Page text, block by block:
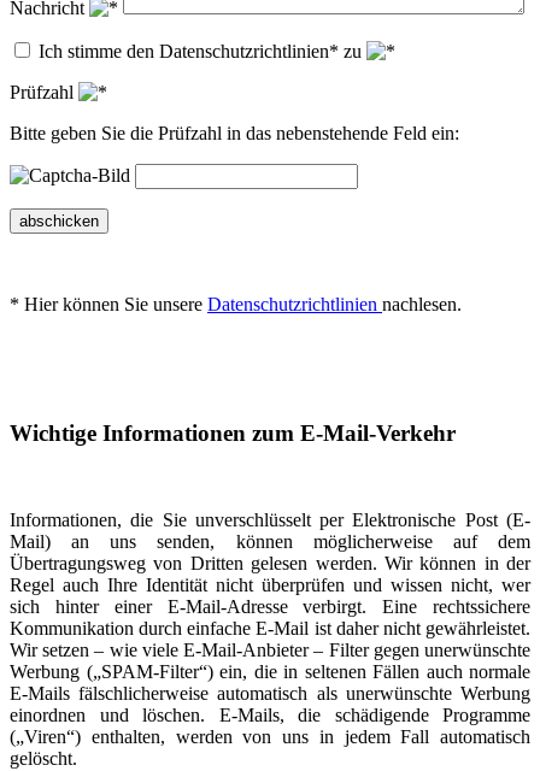
Nachricht
Ich stimme den Datenschutzrichtlinien* zu
Prüfzahl
Bitte geben Sie die Prüfzahl in das nebenstehende Feld ein:
abschicken
* Hier können Sie unsere Datenschutzrichtlinien nachlesen.
Wichtige Informationen zum E-Mail-Verkehr
Informationen, die Sie unverschlüsselt per Elektronische Post (E-
Mail) an uns senden, können möglicherweise auf dem
Übertragungsweg von Dritten gelesen werden. Wir können in der
Regel auch Ihre Identität nicht überprüfen und wissen nicht, wer
sich hinter einer E-Mail-Adresse verbirgt. Eine rechtssichere
Kommunikation durch einfache E-Mail ist daher nicht gewährleistet.
Wir setzen – wie viele E-Mail-Anbieter – Filter gegen unerwünschte
Werbung („SPAM-Filter“) ein, die in seltenen Fällen auch normale
E-Mails fälschlicherweise automatisch als unerwünschte Werbung
einordnen und löschen. E-Mails, die schädigende Programme
(„Viren“) enthalten, werden von uns in jedem Fall automatisch
gelöscht.